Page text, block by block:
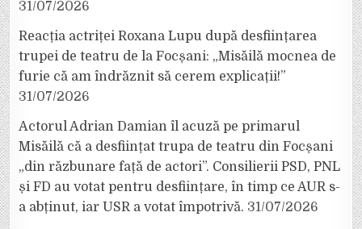
31/07/2026
Reacția actriței Roxana Lupu după desființarea
trupei de teatru de la Focșani: „Misăilă mocnea de
furie că am îndrăznit să cerem explicații!”
31/07/2026
Actorul Adrian Damian îl acuză pe primarul
Misăilă că a desființat trupa de teatru din Focșani
„din răzbunare față de actori”. Consilierii PSD, PNL
și FD au votat pentru desființare, în timp ce AUR s-
a abținut, iar USR a votat împotrivă. 31/07/2026